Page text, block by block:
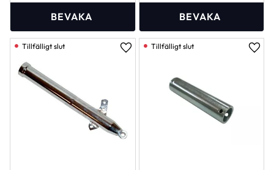
Lägg till i favoriter